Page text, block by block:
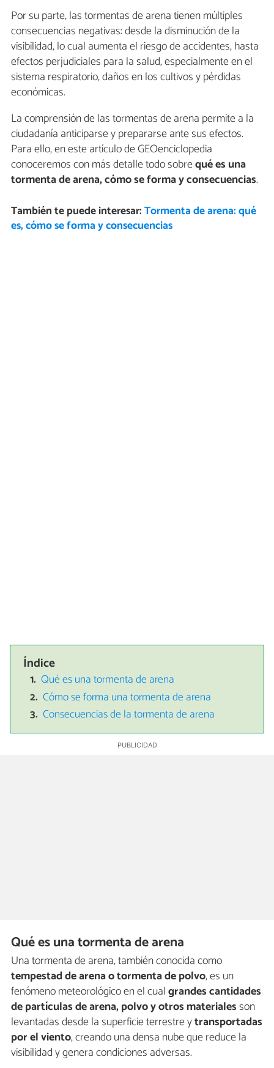
Por su parte, las tormentas de arena tienen múltiples
consecuencias negativas: desde la disminución de la
visibilidad, lo cual aumenta el riesgo de accidentes, hasta
efectos perjudiciales para la salud, especialmente en el
sistema respiratorio, daños en los cultivos y pérdidas
económicas.
La comprensión de las tormentas de arena permite a la
ciudadanía anticiparse y prepararse ante sus efectos.
Para ello, en este artículo de GEOenciclopedia
conoceremos con más detalle todo sobrequé es una
tormenta de arena, cómo se forma y consecuencias.
También te puede interesar:Tormenta de arena: qué
es, cómo se forma y consecuencias
Índice
Qué es una tormenta de arena
Cómo se forma una tormenta de arena
Consecuencias de la tormenta de arena
Qué es una tormenta de arena
Una tormenta de arena, también conocida como
tempestad de arena o tormenta de polvo, es un
fenómeno meteorológico en el cualgrandes cantidades
de partículas de arena, polvo y otros materialesson
levantadas desde la superficie terrestre ytransportadas
por el viento, creando una densa nube que reduce la
visibilidad y genera condiciones adversas.